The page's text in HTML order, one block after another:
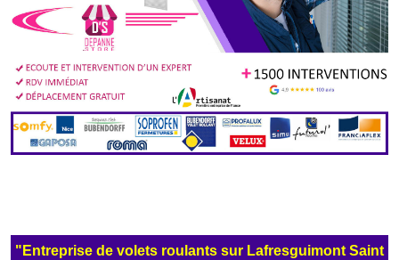
"Entreprise de volets roulants sur Lafresguimont Saint